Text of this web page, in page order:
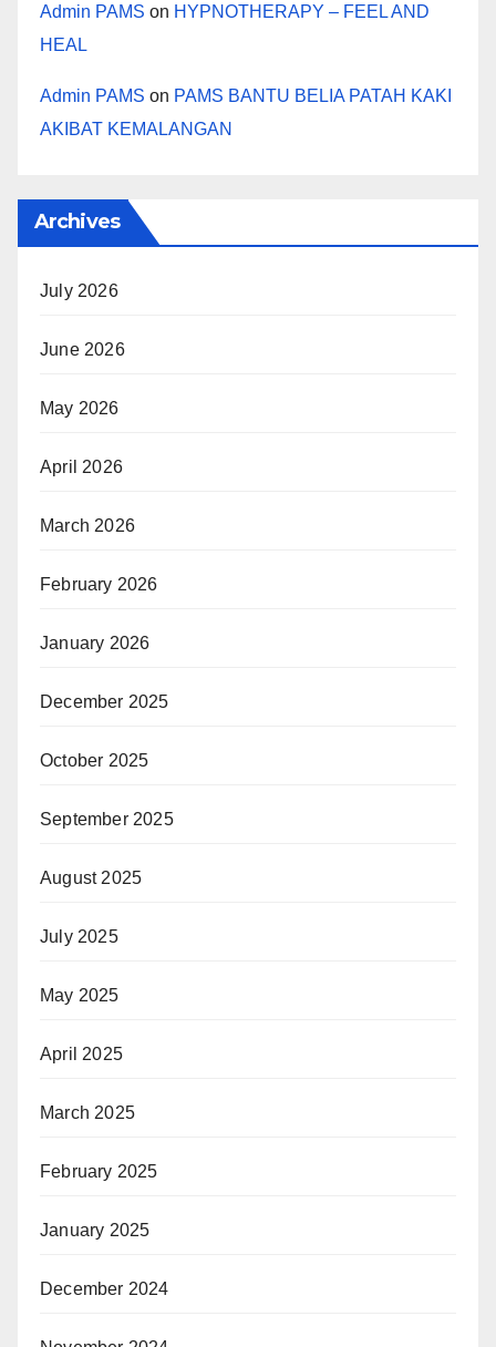
Admin PAMS on HYPNOTHERAPY – FEEL AND
HEAL
Admin PAMS on PAMS BANTU BELIA PATAH KAKI
AKIBAT KEMALANGAN
Archives
July 2026
June 2026
May 2026
April 2026
March 2026
February 2026
January 2026
December 2025
October 2025
September 2025
August 2025
July 2025
May 2025
April 2025
March 2025
February 2025
January 2025
December 2024